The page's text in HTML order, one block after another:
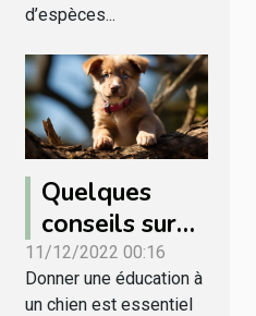
d’espèces...
Quelques
conseils sur
l’éducation
d’un chien
11/12/2022 00:16
Donner une éducation à
un chien est essentiel